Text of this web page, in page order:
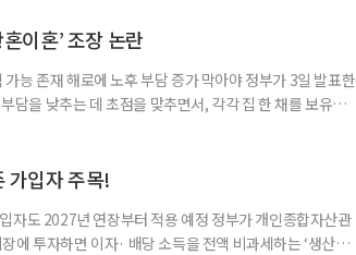
이 전국적으로 확대되고 장기화한 데 따른 것이다. 기존에
이혼’ 조장 논란
능 존재 해로에 노후 부담 증가 막아야 정부가 3일 발표한
담을 낮추는 데 초점을 맞추면서, 각각 집 한 채를 보유한
진 것으로 보지만, 실제 이혼해 주거와 생계를 분
가입자 주목!
자도 2027년 연장부터 적용 예정 정부가 개인종합자산관
에 투자하면 이자· 배당 소득을 전액 비과세하는 ‘생산적